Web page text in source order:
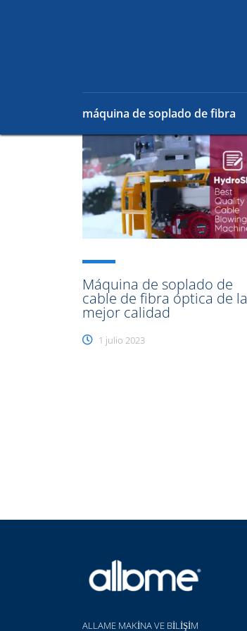
máquina de soplado de fibra
Máquina de soplado de
cable de fibra óptica de la
mejor calidad
1 julio 2023
ALLAME MAKİNA VE BİLİŞİM